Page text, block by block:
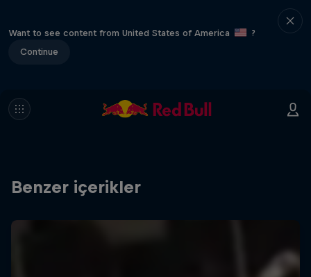
Want to see content from United States of America
?
Continue
Benzer içerikler